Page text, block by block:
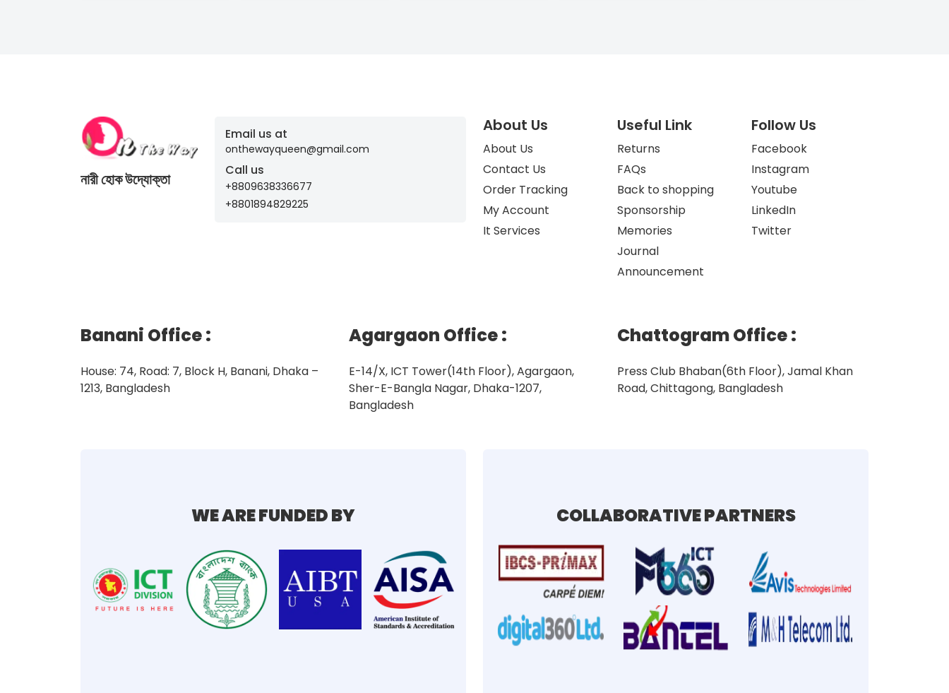
নারী হোক উদ্যোক্তা
Email us at
onthewayqueen@gmail.com
Call us
+8809638336677
+8801894829225
About Us
About Us
Contact Us
Order Tracking
My Account
It Services
Useful Link
Returns
FAQs
Back to shopping
Sponsorship
Memories
Journal
Announcement
Follow Us
Facebook
Instagram
Youtube
LinkedIn
Twitter
Banani Office:
House: 74, Road: 7, Block H, Banani, Dhaka –
1213, Bangladesh
Agargaon Office:
E-14/X, ICT Tower(14th Floor), Agargaon,
Sher-E-Bangla Nagar, Dhaka-1207,
Bangladesh
Chattogram Office:
Press Club Bhaban(6th Floor), Jamal Khan
Road, Chittagong, Bangladesh
WE ARE FUNDED BY COLLABORATIVE PARTNERS